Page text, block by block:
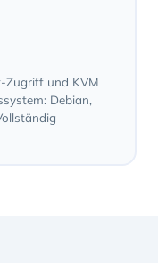
Zugriff und KVM
Debian,